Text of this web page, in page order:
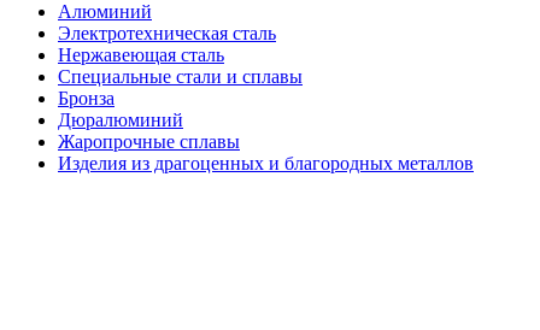
Алюминий
Электротехническая сталь
Нержавеющая сталь
Специальные стали и сплавы
Бронза
Дюралюминий
Жаропрочные сплавы
Изделия из драгоценных и благородных металлов